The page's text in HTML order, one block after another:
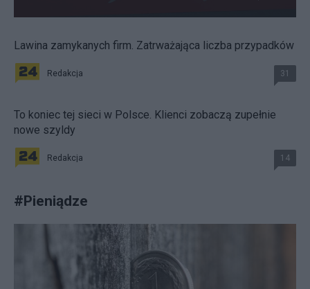
Lawina zamykanych firm. Zatrważająca liczba przypadków
Redakcja 31
To koniec tej sieci w Polsce. Klienci zobaczą zupełnie
nowe szyldy
Redakcja 14
#Pieniądze